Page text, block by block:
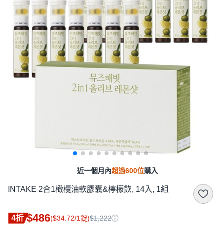
近一個月內超過600位購入
INTAKE 2合1橄欖油軟膠囊&檸檬飲, 14入, 1組
4折 $486($34.72/1錠)$1,222